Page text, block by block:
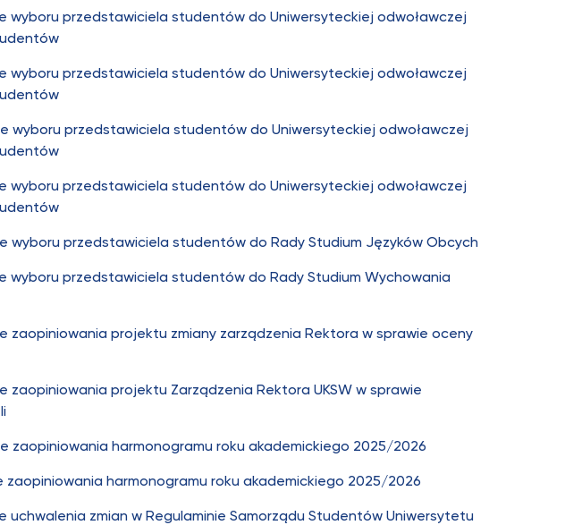
wyboru przedstawiciela studentów do Uniwersyteckiej odwoławczej
wyboru przedstawiciela studentów do Uniwersyteckiej odwoławczej
wyboru przedstawiciela studentów do Uniwersyteckiej odwoławczej
wyboru przedstawiciela studentów do Uniwersyteckiej odwoławczej
wyboru przedstawiciela studentów do Rady Studium Języków Obcych
wyboru przedstawiciela studentów do Rady Studium Wychowania
zaopiniowania projektu zmiany zarządzenia Rektora w sprawie oceny
zaopiniowania projektu Zarządzenia Rektora UKSW w sprawie
zaopiniowania harmonogramu roku akademickiego 2025/2026
zaopiniowania harmonogramu roku akademickiego 2025/2026
uchwalenia zmian w Regulaminie Samorządu Studentów Uniwersytetu